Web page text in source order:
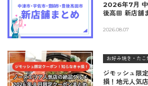
2026年7月 中
後高田 新店舗
2026.08.07
お好み焼き・たこ
ジモッシュ限
損！地元人気